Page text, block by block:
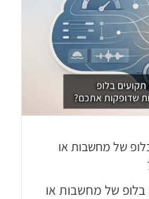
של מחשבות או
של מחשבות או